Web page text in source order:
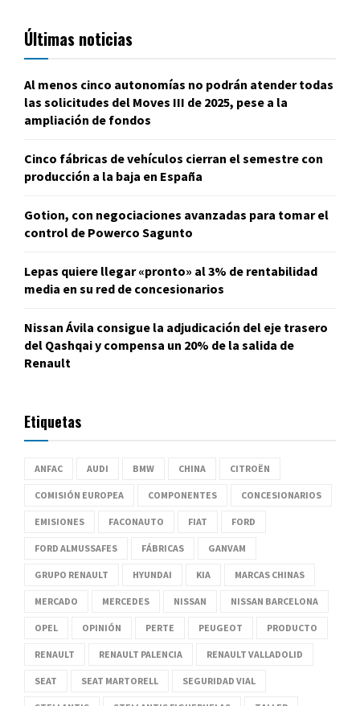
Últimas noticias
Al menos cinco autonomías no podrán atender todas
las solicitudes del Moves III de 2025, pese a la
ampliación de fondos
Cinco fábricas de vehículos cierran el semestre con
producción a la baja en España
Gotion, con negociaciones avanzadas para tomar el
control de Powerco Sagunto
Lepas quiere llegar «pronto» al 3% de rentabilidad
media en su red de concesionarios
Nissan Ávila consigue la adjudicación del eje trasero
del Qashqai y compensa un 20% de la salida de
Renault
Etiquetas
ANFAC AUDI BMW CHINA CITROËN
COMISIÓN EUROPEA COMPONENTES CONCESIONARIOS
EMISIONES FACONAUTO FIAT FORD
FORD ALMUSSAFES FÁBRICAS GANVAM
GRUPO RENAULT HYUNDAI KIA MARCAS CHINAS
MERCADO MERCEDES NISSAN NISSAN BARCELONA
OPEL OPINIÓN PERTE PEUGEOT PRODUCTO
RENAULT RENAULT PALENCIA RENAULT VALLADOLID
SEAT SEAT MARTORELL SEGURIDAD VIAL